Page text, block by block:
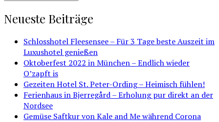
Neueste Beiträge
Schlosshotel Fleesensee – Für 3 Tage beste Auszeit im
Luxushotel genießen
Oktoberfest 2022 in München – Endlich wieder
O’zapft is
Gezeiten Hotel St. Peter-Ording – Heimisch fühlen!
Ferienhaus in Bjerregård – Erholung pur direkt an der
Nordsee
Gemüse Saftkur von Kale and Me während Corona